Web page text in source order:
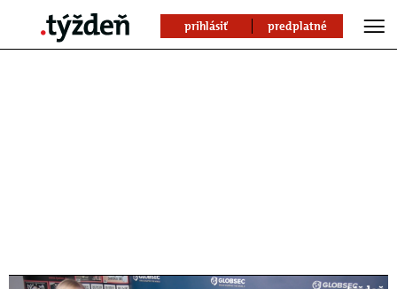
prihlásiť predplatné